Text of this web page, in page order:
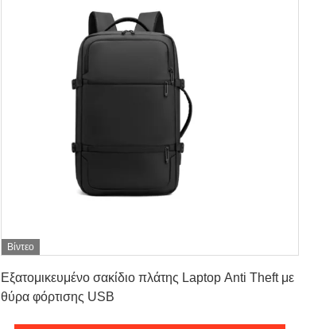
Βίντεο
Εξατομικευμένο σακίδιο πλάτης Laptop Anti Theft με
θύρα φόρτισης USB